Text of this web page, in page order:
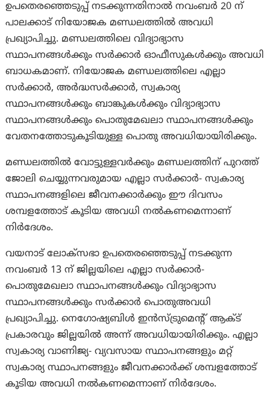
ഉപതെരഞ്ഞെടുപ്പ് നടക്കുന്നതിനാല്‍ നവംബര്‍ 20 ന്
പാലക്കാട് നിയോജക മണ്ഡലത്തില്‍ അവധി
പ്രഖ്യാപിച്ചു. മണ്ഡലത്തിലെ വിദ്യാഭ്യാസ
സ്ഥാപനങ്ങള്‍ക്കും സര്‍ക്കാര്‍ ഓഫീസുകള്‍ക്കും അവധി
ബാധകമാണ്. നിയോജക മണ്ഡലത്തിലെ എല്ലാ
സര്‍ക്കാര്‍, അര്‍ദ്ധസര്‍ക്കാര്‍, സ്വകാര്യ
സ്ഥാപനങ്ങള്‍ക്കും ബാങ്കുകള്‍ക്കും വിദ്യാഭ്യാസ
സ്ഥാപനങ്ങള്‍ക്കും പൊതുമേഖലാ സ്ഥാപനങ്ങള്‍ക്കും
വേതനത്തോടുകൂടിയുള്ള പൊതു അവധിയായിരിക്കും.
മണ്ഡലത്തില്‍ വോട്ടുള്ളവര്‍ക്കും മണ്ഡലത്തിന് പുറത്ത്
ജോലി ചെയ്യുന്നവരുമായ എല്ലാ സര്‍ക്കാര്‍- സ്വകാര്യ
സ്ഥാപനങ്ങളിലെ ജീവനക്കാര്‍ക്കും ഈ ദിവസം
ശമ്പളത്തോട് കൂടിയ അവധി നല്‍കണമെന്നാണ്
നിര്‍ദേശം.
വയനാട് ലോക്‌സഭാ ഉപതെരഞ്ഞെടുപ്പ് നടക്കുന്ന
നവംബര്‍ 13 ന് ജില്ലയിലെ എല്ലാ സര്‍ക്കാര്‍-
പൊതുമേഖലാ സ്ഥാപനങ്ങള്‍ക്കും വിദ്യാഭ്യാസ
സ്ഥാപനങ്ങള്‍ക്കും സര്‍ക്കാര്‍ പൊതുഅവധി
പ്രഖ്യാപിച്ചു. നെഗോഷ്യബിള്‍ ഇന്‍സ്ട്രുമെന്റ് ആക്ട്
പ്രകാരവും ജില്ലയിൽ അന്ന് അവധിയായിരിക്കും. എല്ലാ
സ്വകാര്യ വാണിജ്യ- വ്യവസായ സ്ഥാപനങ്ങളും മറ്റ്
സ്വകാര്യ സ്ഥാപനങ്ങളും ജീവനക്കാര്‍ക്ക് ശമ്പളത്തോട്
കൂടിയ അവധി നല്‍കണമെന്നാണ് നിര്‍ദേശം.